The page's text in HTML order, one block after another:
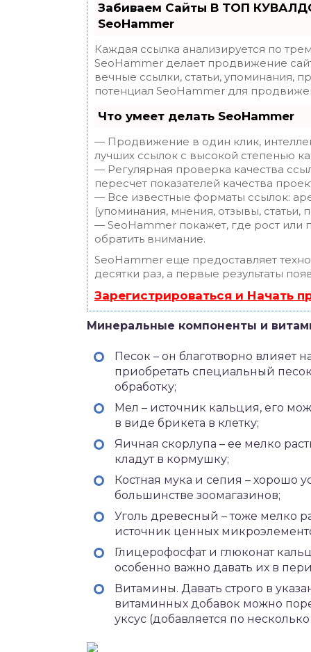
Забиваем Сайты В ТОП
SeoHammer
Каждая ссылка анализируется по
SeoHammer делает продвижение
вечные ссылки, статьи, упоминания,
потенциал SeoHammer для
Что умеет делать SeoHammer
— Продвижение в один клик,
лучших ссылок с высокой степенью
— Регулярная проверка качества
пересчет показателей качества
— Все известные форматы ссылок:
(упоминания, мнения, отзывы, статьи,
— SeoHammer покажет, где рост или
обратить внимание.
SeoHammer еще предоставляет
десятки раз, а первые результаты
Зарегистрироваться и Начать
Минеральные компоненты и
Песок – он благотворно влияет
приобретать специальный
обработку;
Мел – источник кальция, его
в виде брикета в клетку;
Яичная скорлупа – ее мелко
кладут в кормушку;
Костная мука и сепия – хорошо
большинстве зоомагазинов;
Уголь древесный – тоже мелко
источник ценных
Глицерофосфат и глюконат
особенно важно давать их в
Витамины. Давать строго в
витаминных добавок можно
уксус (добавляется по